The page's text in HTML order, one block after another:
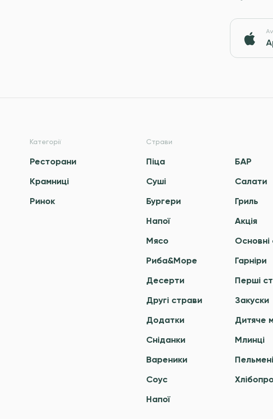
Категорії
Ресторани
Крамниці
Ринок
Страви
Піца
БАР
Суші
Салати
Бургери
Гриль
Напої
Акція
Мясо
Основні
Риба&Море
Гарніри
Десерти
Перші
Другі страви
Закуски
Додатки
Дитяче
Сніданки
Млинці
Вареники
Пельмені
Соус
Напої